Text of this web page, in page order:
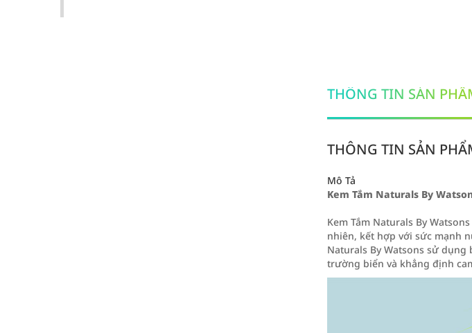
THÔNG TIN SẢN
THÔNG TIN SẢN
Mô Tả
Kem Tắm Naturals By
Kem Tắm Naturals By
nhiên, kết hợp với sức mạnh
Naturals By Watsons sử dụng
trường biển và khẳng định